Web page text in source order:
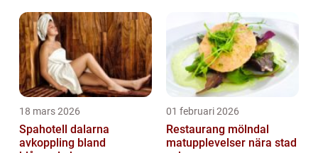
att servera en stor mäng...
18 mars 2026
Spahotell dalarna
avkoppling bland
01 februari 2026
Restaurang mölndal
matupplevelser nära stad